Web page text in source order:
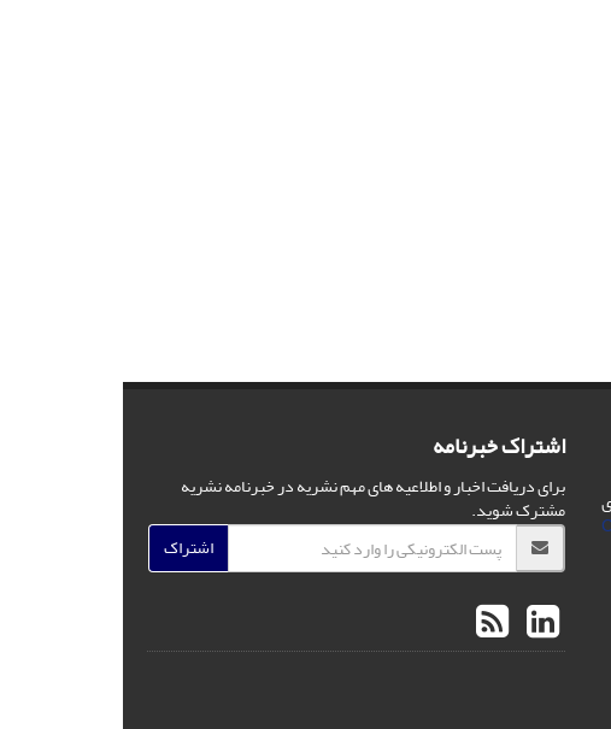
اشتراک خبرنامه
برای دریافت اخبار و اطلاعیه های مهم نشریه در خبرنامه نشریه
مشترک شوید.
اشتراک